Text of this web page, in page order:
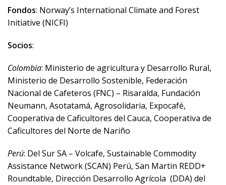
Fondos: Norway’s International Climate and Forest
Initiative (NICFI)
Socios:
Colombia: Ministerio de agricultura y Desarrollo Rural,
Ministerio de Desarrollo Sostenible, Federación
Nacional de Cafeteros (FNC) – Risaralda, Fundación
Neumann, Asotatamá, Agrosolidaria, Expocafé,
Cooperativa de Caficultores del Cauca, Cooperativa de
Caficultores del Norte de Nariño
Perú: Del Sur SA – Volcafe, Sustainable Commodity
Assistance Network (SCAN) Perú, San Martin REDD+
Roundtable, Dirección Desarrollo Agrícola (DDA) del